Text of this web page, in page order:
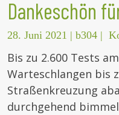
Dankeschön
28. Juni 2021 | b304 |
Bis zu 2.600 Tests
Warteschlangen bis
Straßenkreuzung
durchgehend